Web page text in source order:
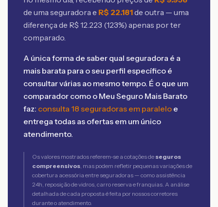
de uma seguradora e R$ 22.181de outra — uma
diferença de R$ 12.223 (123%) apenas por ter
comparado.
A única forma de saber qual seguradora é a
mais barata para o seu perfil específico é
consultar várias ao mesmo tempo. É o que um
comparador como o Meu Seguro Mais Barato
faz: consulta 18 seguradoras em paralelo e
entrega todas as ofertas em um único
atendimento.
Os valores mostrados referem-se a cotações de seguros
compreensivos, mas podem refletir pequenas variações de
cobertura acessória entre seguradoras — como assistência
24h, reposição de vidros, carro reserva e franquias. A análise
detalhada de cada proposta é feita por nossos corretores
durante o atendimento.